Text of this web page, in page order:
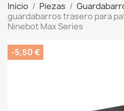
Inicio Piezas
guardabarros trasero para
Ninebot Max Series
-5,50 €